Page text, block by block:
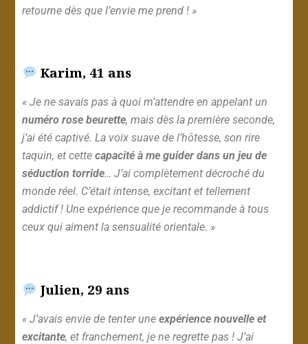
retourne dès que l’envie me prend ! »
Karim, 41 ans
« Je ne savais pas à quoi m’attendre en appelant un
numéro rose beurette, mais dès la première seconde,
j’ai été captivé. La voix suave de l’hôtesse, son rire
taquin, et cettecapacité à me guider dans un jeu de
séduction torride… J’ai complètement décroché du
monde réel. C’était intense, excitant et tellement
addictif ! Une expérience que je recommande à tous
ceux qui aiment la sensualité orientale. »
Julien, 29 ans
« J’avais envie de tenter uneexpérience nouvelle et
excitante, et franchement, je ne regrette pas ! J’ai